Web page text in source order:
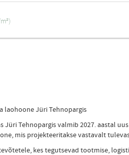
laohoone Jüri Tehnopargis
Jüri Tehnopargis valmib 2027. aastal
mis projekteeritakse vastavalt
kes tegutsevad tootmise,